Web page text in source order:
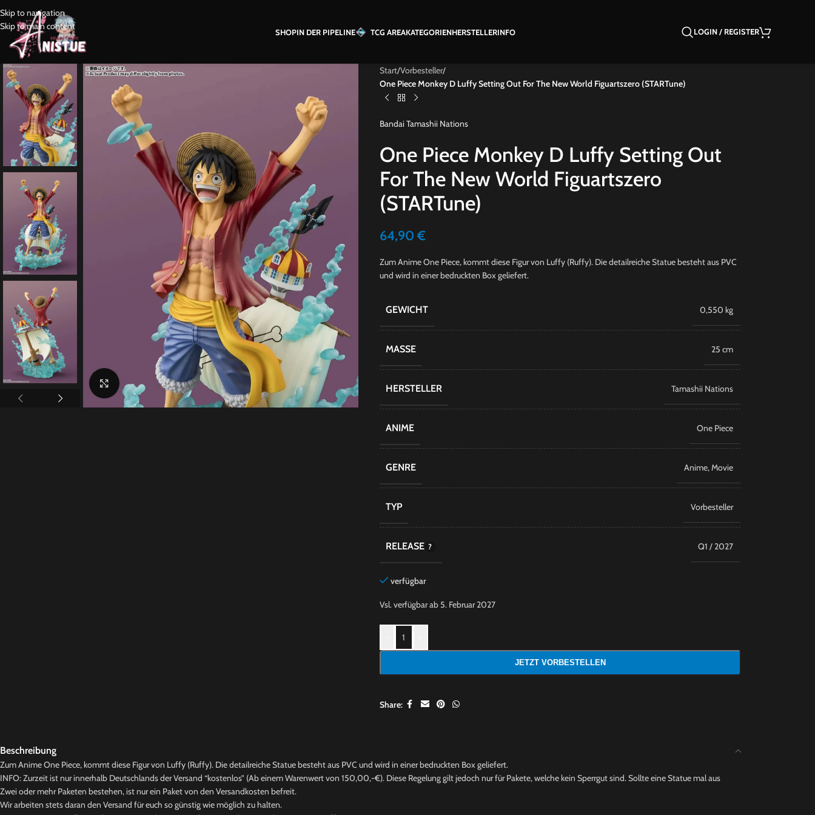
Skip to navigation
Skip to main content
SHOPIN DER PIPELINE TCG AREAKATEGORIENHERSTELLERINFO LOGIN / REGISTER
Click to enlarge
Start/Vorbesteller/
One Piece Monkey D Luffy Setting Out For The New World Figuartszero (STARTune)
Bandai Tamashii Nations
One Piece Monkey D Luffy Setting Out
For The New World Figuartszero
(STARTune)
64,90€
Zum Anime One Piece, kommt diese Figur von Luffy (Ruffy). Die detailreiche Statue besteht aus PVC
und wird in einer bedruckten Box geliefert.
GEWICHT 0,550 kg
MASSE 25 cm
HERSTELLER Tamashii Nations
ANIME ​One Piece
GENRE Anime,Movie
TYP Vorbesteller
RELEASE Q1 / 2027
verfügbar
Vsl. verfügbar ab 5. Februar 2027
JETZT VORBESTELLEN
Share:
Beschreibung
Zum Anime One Piece, kommt diese Figur von Luffy (Ruffy). Die detailreiche Statue besteht aus PVC und wird in einer bedruckten Box geliefert.
INFO: Zurzeit ist nur innerhalb Deutschlands der Versand “kostenlos” (Ab einem Warenwert von 150,00,-€). Diese Regelung gilt jedoch nur für Pakete, welche kein Sperrgut sind. Sollte eine Statue mal aus
Zwei oder mehr Paketen bestehen, ist nur ein Paket von den Versandkosten befreit.
Wir arbeiten stets daran den Versand für euch so günstig wie möglich zu halten.